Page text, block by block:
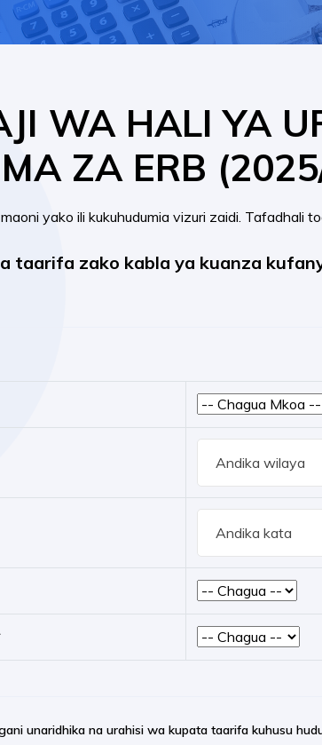
WA HALI YA
ZA ERB
yako ili kukuhudumia vizuri zaidi. Tafadhali
taarifa zako kabla ya kuanza
unaridhika na urahisi wa kupata taarifa kuhusu